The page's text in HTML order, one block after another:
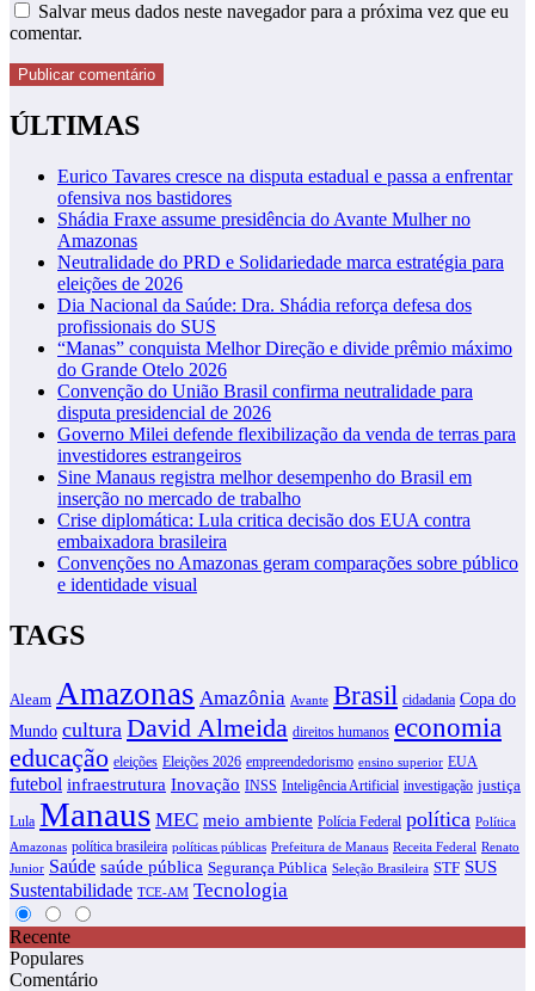
Salvar meus dados neste navegador para a próxima vez que eu
comentar.
ÚLTIMAS
Eurico Tavares cresce na disputa estadual e passa a enfrentar
ofensiva nos bastidores
Shádia Fraxe assume presidência do Avante Mulher no
Amazonas
Neutralidade do PRD e Solidariedade marca estratégia para
eleições de 2026
Dia Nacional da Saúde: Dra. Shádia reforça defesa dos
profissionais do SUS
“Manas” conquista Melhor Direção e divide prêmio máximo
do Grande Otelo 2026
Convenção do União Brasil confirma neutralidade para
disputa presidencial de 2026
Governo Milei defende flexibilização da venda de terras para
investidores estrangeiros
Sine Manaus registra melhor desempenho do Brasil em
inserção no mercado de trabalho
Crise diplomática: Lula critica decisão dos EUA contra
embaixadora brasileira
Convenções no Amazonas geram comparações sobre público
e identidade visual
TAGS
Aleam Amazonas Amazônia Avante Brasil cidadania Copa do
Mundo cultura David Almeida direitos humanos economia
educação eleições Eleições 2026 empreendedorismo ensino superior EUA
futebol infraestrutura Inovação INSS Inteligência Artificial investigação justiça
Lula Manaus MEC meio ambiente Polícia Federal política Política
Amazonas política brasileira políticas públicas Prefeitura de Manaus Receita Federal Renato
Junior Saúde saúde pública Segurança Pública Seleção Brasileira STF SUS
Sustentabilidade TCE-AM Tecnologia
Recente
Populares
Comentário